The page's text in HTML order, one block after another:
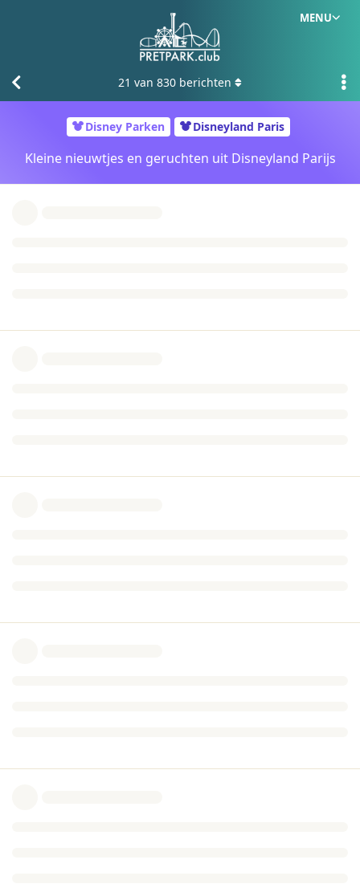
MENU
Disney Parken Disneyland Paris
Kleine nieuwtjes en geruchten uit Disneyland Parijs
21 van 830 berichten